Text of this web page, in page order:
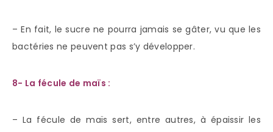
– En fait, le sucre ne pourra jamais se gâter, vu que les
bactéries ne peuvent pas s’y développer.
8- La fécule de maïs :
– La fécule de maïs sert, entre autres, à épaissir les